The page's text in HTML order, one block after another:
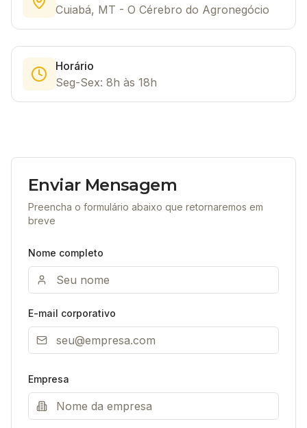
Cuiabá, MT - O Cérebro do Agronegócio
Horário
Seg-Sex: 8h às 18h
Enviar Mensagem
Preencha o formulário abaixo que retornaremos em
breve
Nome completo
E-mail corporativo
Empresa